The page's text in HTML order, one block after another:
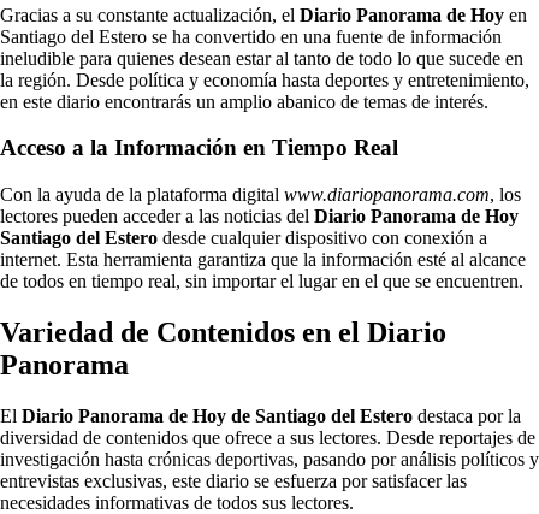
Gracias a su constante actualización, el Diario Panorama de Hoy en
Santiago del Estero se ha convertido en una fuente de información
ineludible para quienes desean estar al tanto de todo lo que sucede en
la región. Desde política y economía hasta deportes y entretenimiento,
en este diario encontrarás un amplio abanico de temas de interés.
Acceso a la Información en Tiempo Real
Con la ayuda de la plataforma digital www.diariopanorama.com, los
lectores pueden acceder a las noticias del Diario Panorama de Hoy
Santiago del Estero desde cualquier dispositivo con conexión a
internet. Esta herramienta garantiza que la información esté al alcance
de todos en tiempo real, sin importar el lugar en el que se encuentren.
Variedad de Contenidos en el Diario
Panorama
El Diario Panorama de Hoy de Santiago del Estero destaca por la
diversidad de contenidos que ofrece a sus lectores. Desde reportajes de
investigación hasta crónicas deportivas, pasando por análisis políticos y
entrevistas exclusivas, este diario se esfuerza por satisfacer las
necesidades informativas de todos sus lectores.